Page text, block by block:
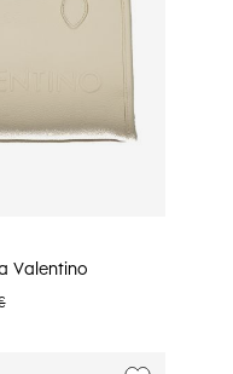
Valentino